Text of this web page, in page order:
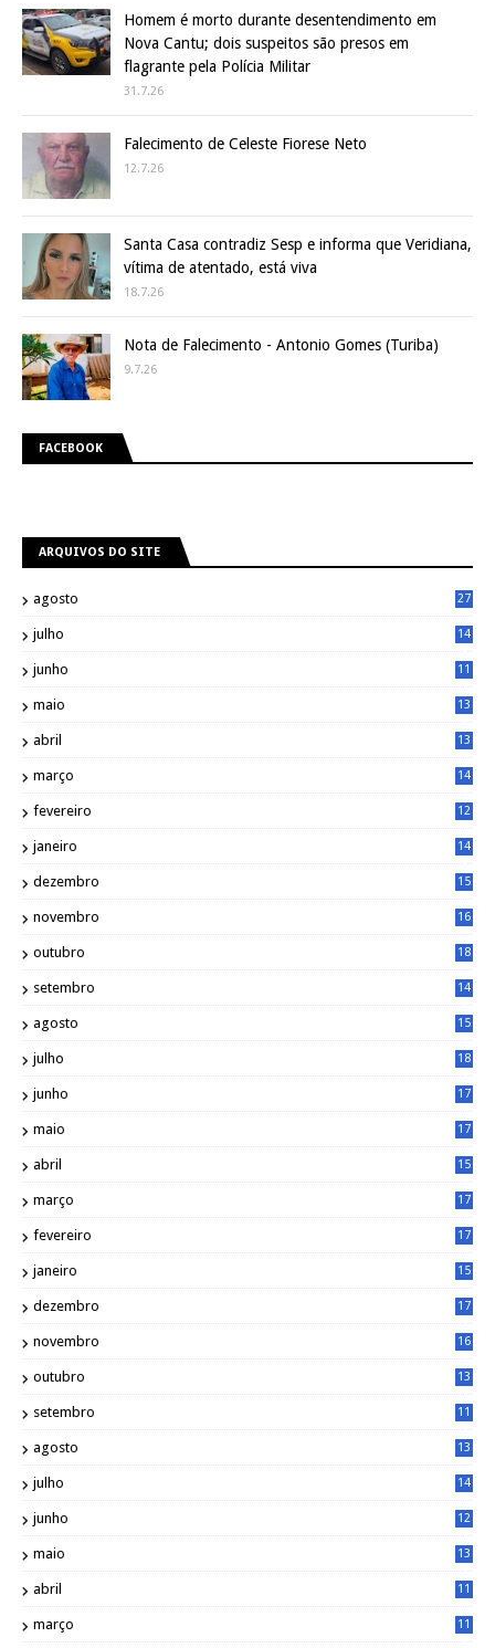
Homem é morto durante desentendimento em
Nova Cantu; dois suspeitos são presos em
flagrante pela Polícia Militar
31.7.26
Falecimento de Celeste Fiorese Neto
12.7.26
Santa Casa contradiz Sesp e informa que Veridiana,
vítima de atentado, está viva
18.7.26
Nota de Falecimento - Antonio Gomes (Turiba)
9.7.26
FACEBOOK
ARQUIVOS DO SITE
agosto 27
julho
14
junho
11
maio
13
abril
13
março
14
fevereiro
12
janeiro
14
dezembro
15
novembro
16
outubro
18
setembro
14
agosto
15
julho
18
junho
17
maio
17
abril
15
março
17
fevereiro
17
janeiro
15
dezembro
17
novembro
16
outubro
13
setembro
11
agosto
13
julho
14
junho
12
maio
13
abril
11
março
11